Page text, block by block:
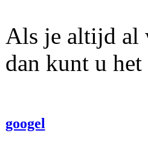
Als je altijd al
dan kunt u
googel